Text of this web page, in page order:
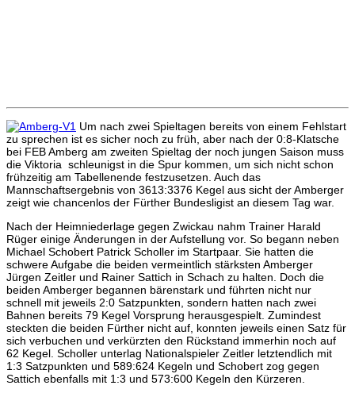
Um nach zwei Spieltagen bereits von einem Fehlstart
zu sprechen ist es sicher noch zu früh, aber nach der 0:8-Klatsche
bei FEB Amberg am zweiten Spieltag der noch jungen Saison muss
die Viktoria schleunigst in die Spur kommen, um sich nicht schon
frühzeitig am Tabellenende festzusetzen. Auch das
Mannschaftsergebnis von 3613:3376 Kegel aus sicht der Amberger
zeigt wie chancenlos der Fürther Bundesligist an diesem Tag war.
Nach der Heimniederlage gegen Zwickau nahm Trainer Harald
Rüger einige Änderungen in der Aufstellung vor. So begann neben
Michael Schobert Patrick Scholler im Startpaar. Sie hatten die
schwere Aufgabe die beiden vermeintlich stärksten Amberger
Jürgen Zeitler und Rainer Sattich in Schach zu halten. Doch die
beiden Amberger begannen bärenstark und führten nicht nur
schnell mit jeweils 2:0 Satzpunkten, sondern hatten nach zwei
Bahnen bereits 79 Kegel Vorsprung herausgespielt. Zumindest
steckten die beiden Fürther nicht auf, konnten jeweils einen Satz für
sich verbuchen und verkürzten den Rückstand immerhin noch auf
62 Kegel. Scholler unterlag Nationalspieler Zeitler letztendlich mit
1:3 Satzpunkten und 589:624 Kegeln und Schobert zog gegen
Sattich ebenfalls mit 1:3 und 573:600 Kegeln den Kürzeren.